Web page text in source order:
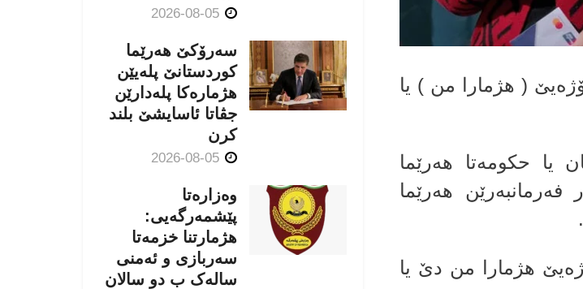
( هژمارا من ) یا
یا حكومه‌تا هه‌رێما
هه‌تا نوكه‌ نێزیكى 175 هزار فه‌رمانبه‌رێن هه‌رێما
هژمارا من دێ یا
سەرۆکێ هەرێما
کوردستانێ پلەیێن
هژمارەكا پلەدارێن
جڤاتا ئاسایشێ بلند
كرن
وەزارەتا
پێشمەرگەیی:
هژمارتنا خزمەتا
سەربازی و ئەمنی
سالەک ب دو سالان